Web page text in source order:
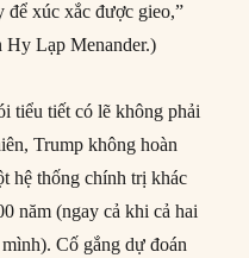
để xúc xắc được gieo,”
Hy Lạp Menander.)
tiểu tiết có lẽ không phải
Trump không hoàn
hệ thống chính trị khác
năm (ngay cả khi cả hai
Cố gắng dự đoán